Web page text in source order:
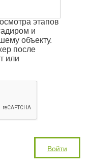
этапов
и
объекту.
после
или